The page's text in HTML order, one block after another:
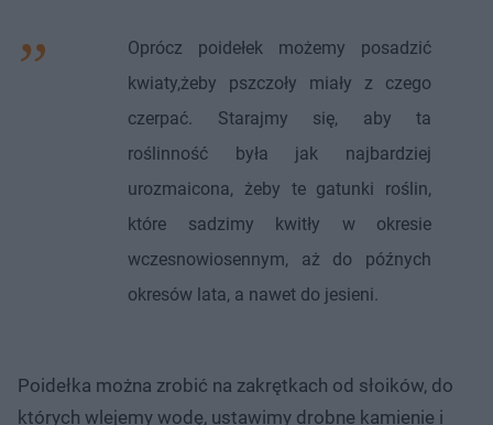
Oprócz poidełek możemy posadzić
kwiaty,żeby pszczoły miały z czego
czerpać. Starajmy się, aby ta
roślinność była jak najbardziej
urozmaicona, żeby te gatunki roślin,
które sadzimy kwitły w okresie
wczesnowiosennym, aż do późnych
okresów lata, a nawet do jesieni.
Poidełka można zrobić na zakrętkach od słoików, do
których wlejemy wodę, ustawimy drobne kamienie i